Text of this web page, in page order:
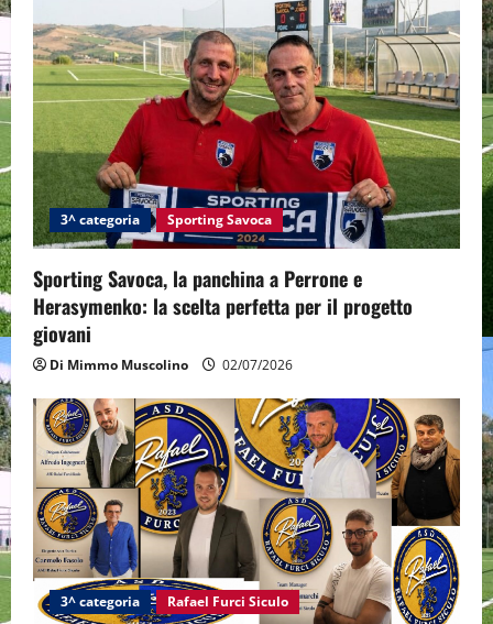
3^ categoria Sporting Savoca
Sporting Savoca, la panchina a Perrone e
Herasymenko: la scelta perfetta per il progetto
giovani
Di Mimmo Muscolino 02/07/2026
3^ categoria Rafael Furci Siculo